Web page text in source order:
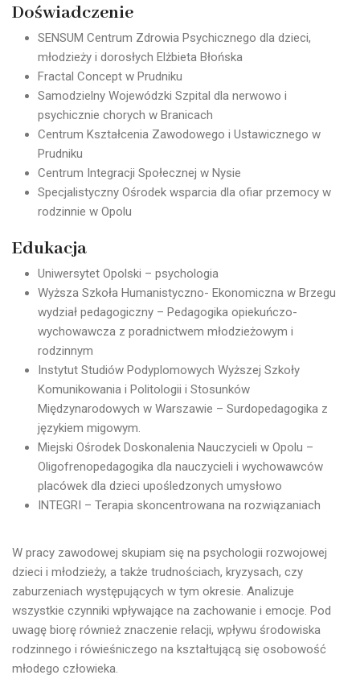
Doświadczenie
SENSUM Centrum Zdrowia Psychicznego dla dzieci,
młodzieży i dorosłych Elżbieta Błońska
Fractal Concept w Prudniku
Samodzielny Wojewódzki Szpital dla nerwowo i
psychicznie chorych w Branicach
Centrum Kształcenia Zawodowego i Ustawicznego w
Prudniku
Centrum Integracji Społecznej w Nysie
Specjalistyczny Ośrodek wsparcia dla ofiar przemocy w
rodzinnie w Opolu
Edukacja
Uniwersytet Opolski – psychologia
Wyższa Szkoła Humanistyczno- Ekonomiczna w Brzegu
wydział pedagogiczny – Pedagogika opiekuńczo-
wychowawcza z poradnictwem młodzieżowym i
rodzinnym
Instytut Studiów Podyplomowych Wyższej Szkoły
Komunikowania i Politologii i Stosunków
Międzynarodowych w Warszawie – Surdopedagogika z
językiem migowym.
Miejski Ośrodek Doskonalenia Nauczycieli w Opolu –
Oligofrenopedagogika dla nauczycieli i wychowawców
placówek dla dzieci upośledzonych umysłowo
INTEGRI – Terapia skoncentrowana na rozwiązaniach
W pracy zawodowej skupiam się na psychologii rozwojowej
dzieci i młodzieży, a także trudnościach, kryzysach, czy
zaburzeniach występujących w tym okresie. Analizuje
wszystkie czynniki wpływające na zachowanie i emocje. Pod
uwagę biorę również znaczenie relacji, wpływu środowiska
rodzinnego i rówieśniczego na kształtującą się osobowość
młodego człowieka.